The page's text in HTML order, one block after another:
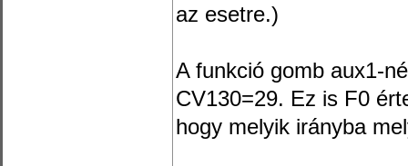
az esetre.)
A funkció gomb aux1-
CV130=29. Ez is F0
hogy melyik irányba